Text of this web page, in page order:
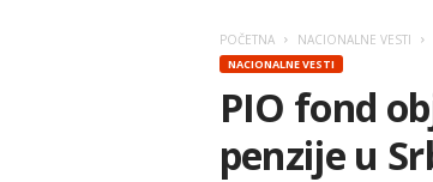
POČETNA NACIONALNE VESTI
NACIONALNE VESTI
PIO fond
penzije u